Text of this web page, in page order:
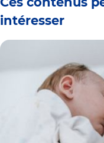
intéresser